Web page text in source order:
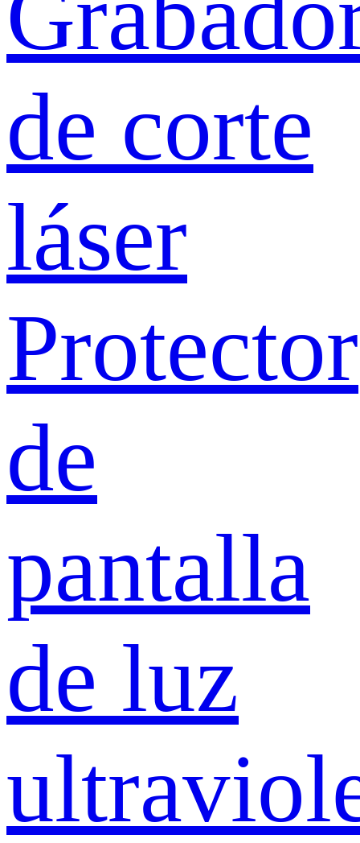
de corte
láser
Protector
de
pantalla
de luz